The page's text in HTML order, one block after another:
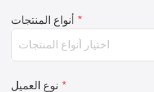
أنواع المنتجات *
نوع العميل *